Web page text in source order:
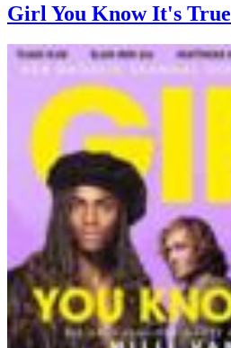
Girl You Know It's True